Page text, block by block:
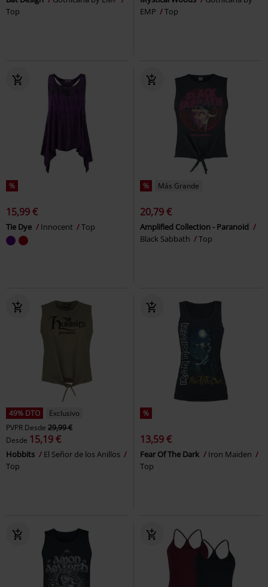
Top
EMP
Top
%
15,99 €
Tie Dye Innocent Top
% Más Grande
20,79 €
Amplified Collection - Paranoid
Black Sabbath
Top
49% DTO
Exclusivo
PVPR Desde 29,99 €
Desde 15,19 €
Hobbits
El Señor de los Anillos
Top
%
13,59 €
Fear Of The Dark
Iron Maiden
Top